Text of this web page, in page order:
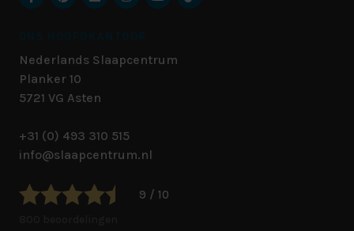
Nederlands Slaapcentrum
Planker 10
5721 VG Asten
+31 (0) 493 310 515
info@slaapcentrum.nl
9 / 10